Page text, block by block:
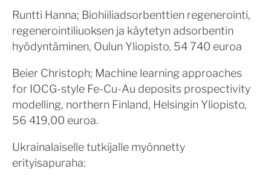
Runtti Hanna; Biohiiliadsorbenttien regenerointi,
regenerointiliuoksen ja käytetyn adsorbentin
hyödyntäminen, Oulun Yliopisto, 54 740 euroa
Beier Christoph; Machine learning approaches
for IOCG-style Fe-Cu-Au deposits prospectivity
modelling, northern Finland, Helsingin Yliopisto,
56 419,00 euroa.
Ukrainalaiselle tutkijalle myönnetty
erityisapuraha: